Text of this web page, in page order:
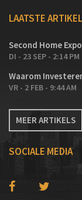
LAATSTE
Second Home
DI - 23 SEP - 2:14 PM
Waarom
VR - 2 FEB - 9:44 AM
MEER ARTIKELS
SOCIALE MEDIA